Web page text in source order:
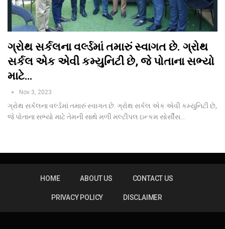
ગ્રોથ સર્કલના વર્લ્ડમાં તમારું સ્વાગત છે. ગ્રોથ
સર્કલ એક એવી કમ્યુનિટી છે, જે પોતાના સભ્યો
માટે…
Nov 3, 2023
ગ્રોથ સર્કલના વર્લ્ડમાં તમારું સ્વાગત છે. ગ્રોથ સર્કલ એક એવી કમ્યુનિટી છે,
જે પોતાના સભ્યો માટે તેમની સાથે મળી મલ્ટીપલ ઇન્કમ સોર્સીસ
HOME ABOUT US CONTACT US
PRIVACY POLICY DISCLAIMER